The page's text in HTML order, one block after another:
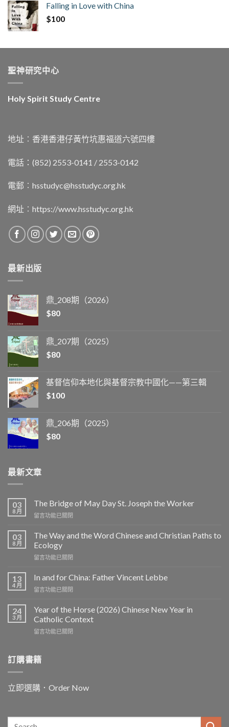
Falling in Love with China
$100
聖神研究中心
Holy Spirit Study Centre
地址︰香港香港仔黃竹坑惠福道六號四樓
電話：(852) 2553-0141 / 2553-0142
電郵︰ hsstudyc@hsstudyc.org.hk
網址︰ https://www.hsstudyc.org.hk
最新出版
鼎_208期（2026）
$80
鼎_207期（2025）
$80
基督信仰本地化與基督宗教中國化——第三輯
$100
鼎_206期（2025）
$80
最新文章
03
8 月
The Bridge of May Day St. Joseph the Worker
在
Bridge
May
Day
Joseph
Worker〉
留言功能已關閉
03
8 月
The Way and the Word Chinese and Christian Paths to
Ecology
在
Way
the
Chinese
and
Paths
中
留言功能已關閉
13
4 月
In and for China: Father Vincent Lebbe
在
and
China:
Father
中
留言功能已關閉
24
3 月
Year of the Horse (2026) Chinese New Year in
Catholic Context
在
the
Horse
Chinese
New
Catholic
留言功能已關閉
訂購書籍
立即選購．Order Now